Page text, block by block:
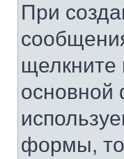
При
щелкните
основной
формы, то